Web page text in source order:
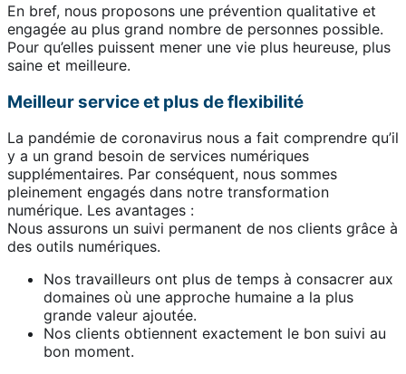
En bref, nous proposons une prévention qualitative et
engagée au plus grand nombre de personnes possible.
Pour qu’elles puissent mener une vie plus heureuse, plus
saine et meilleure.
Meilleur service et plus de flexibilité
La pandémie de coronavirus nous a fait comprendre qu’il
y a un grand besoin de services numériques
supplémentaires. Par conséquent, nous sommes
pleinement engagés dans notre transformation
numérique. Les avantages :
Nous assurons un suivi permanent de nos clients grâce à
des outils numériques.
Nos travailleurs ont plus de temps à consacrer aux
domaines où une approche humaine a la plus
grande valeur ajoutée.
Nos clients obtiennent exactement le bon suivi au
bon moment.